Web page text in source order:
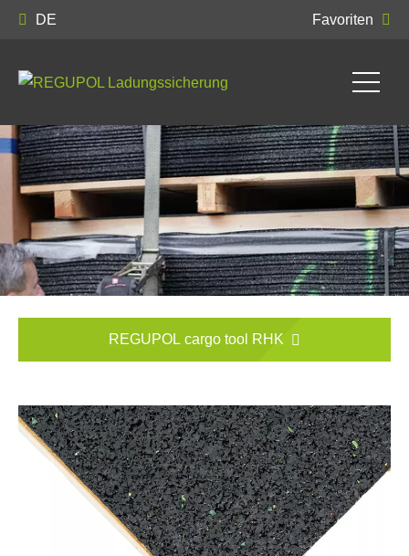
DE Favoriten
REGUPOL cargo tool RHK